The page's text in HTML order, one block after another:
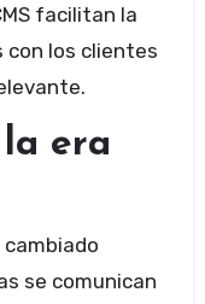
facilitan la
con los clientes
era
cambiado
se comunican